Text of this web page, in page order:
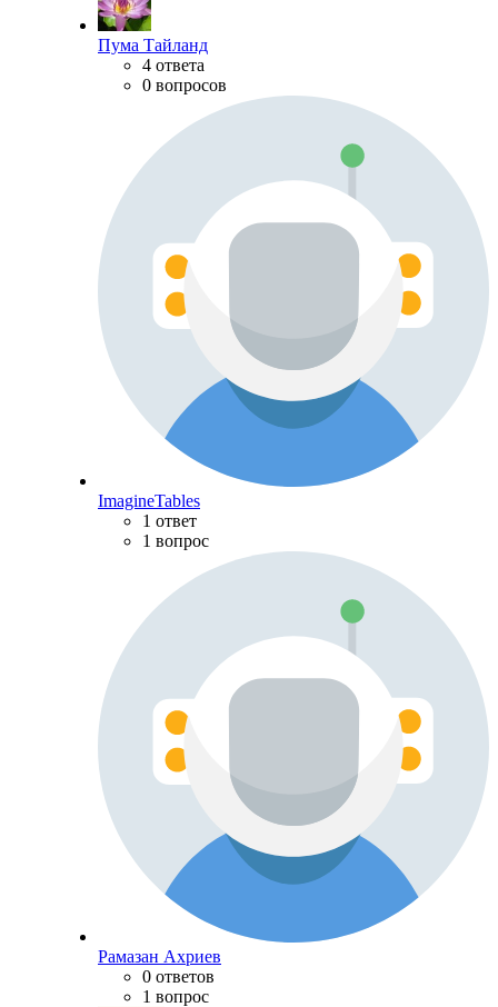
Пума Тайланд
4 ответа
0 вопросов
ImagineTables
1 ответ
1 вопрос
Рамазан Ахриев
0 ответов
1 вопрос